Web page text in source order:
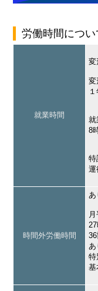
労働時間につい
就業時間
変
変
就
8
特
運
時間外労働時間
あ
あ
特